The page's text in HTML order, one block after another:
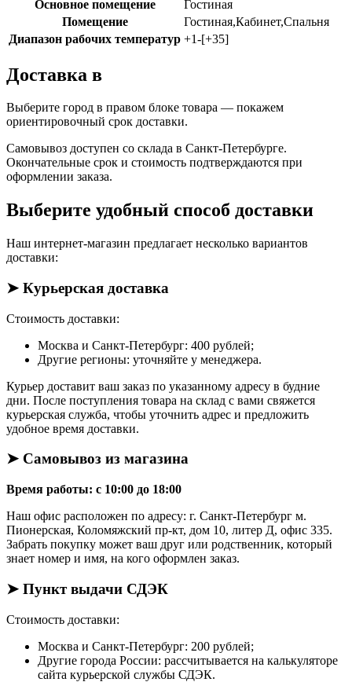
Основное помещение
Гостиная
Помещение
Гостиная,Кабинет,Спальня
Диапазон рабочих температур +1-[+35]
Доставка в
Выберите город в правом блоке товара — покажем
ориентировочный срок доставки.
Самовывоз доступен со склада в Санкт-Петербурге.
Окончательные срок и стоимость подтверждаются при
оформлении заказа.
Выберите удобный способ доставки
Наш интернет-магазин предлагает несколько вариантов
доставки:
➤ Курьерская доставка
Стоимость доставки:
Москва и Санкт-Петербург: 400 рублей;
Другие регионы: уточняйте у менеджера.
Курьер доставит ваш заказ по указанному адресу в будние
дни. После поступления товара на склад с вами свяжется
курьерская служба, чтобы уточнить адрес и предложить
удобное время доставки.
➤ Самовывоз из магазина
Время работы: с 10:00 до 18:00
Наш офис расположен по адресу: г. Санкт-Петербург м.
Пионерская, Коломяжский пр-кт, дом 10, литер Д, офис 335.
Забрать покупку может ваш друг или родственник, который
знает номер и имя, на кого оформлен заказ.
➤ Пункт выдачи СДЭК
Стоимость доставки:
Москва и Санкт-Петербург: 200 рублей;
Другие города России: рассчитывается на калькуляторе
сайта курьерской службы СДЭК.